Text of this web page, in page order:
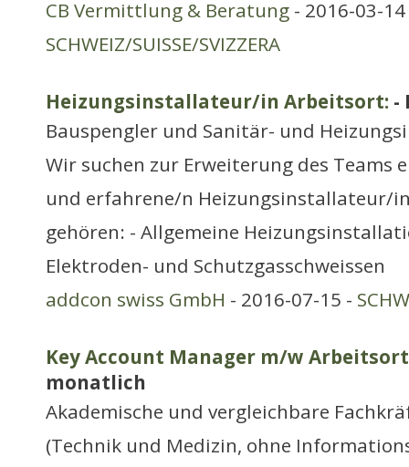
CB Vermittlung & Beratung - 2016-03-
SCHWEIZ/SUISSE/SVIZZERA
Heizungsinstallateur/in Arbeitsort: -
Bauspengler und Sanitär- und
Wir suchen zur Erweiterung des Teams
und erfahrene/n Heizungsinstallateur/
gehören: - Allgemeine
Elektroden- und Schutzgasschweissen
addcon swiss GmbH - 2016-07-15 -
Key Account Manager m/w
monatlich
Akademische und vergleichbare
(Technik und Medizin, ohne